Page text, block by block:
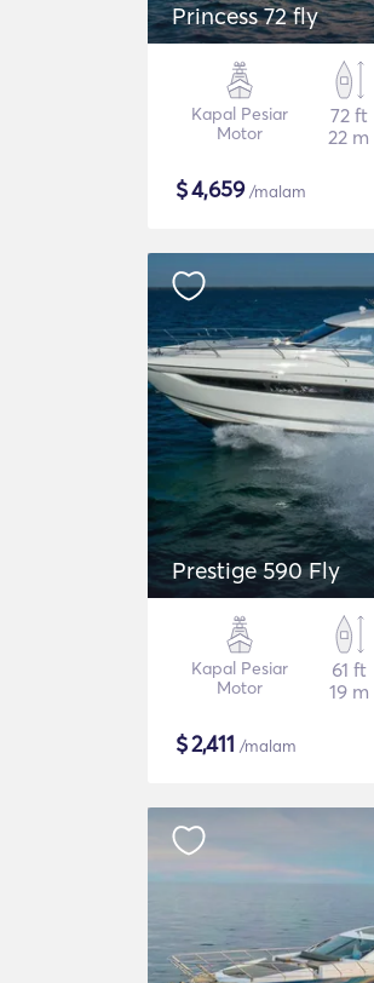
Princess 72 fly
Kapal Pesiar
Motor
72 ft
22 m
$4,659/malam
Prestige 590 Fly
Kapal Pesiar
Motor
61 ft
19 m
$2,411 /malam